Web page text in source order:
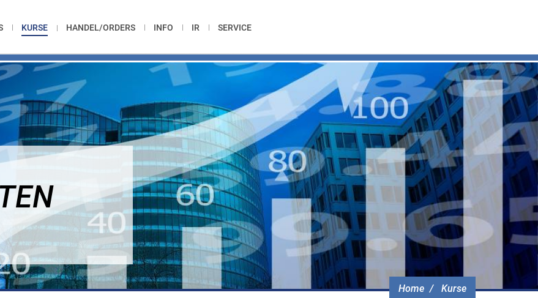
KURSE HANDEL/ORDERS INFO IR SERVICE
Home Kurse